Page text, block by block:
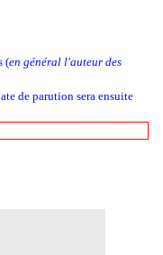
(en général l'auteur des
de parution sera ensuite